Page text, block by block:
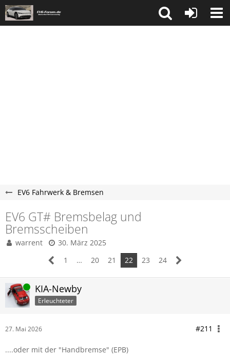
EV6 Fahrwerk & Bremsen
EV6 GT# Bremsbelag und
Bremsscheiben
warrent
30. März 2025
1
… 20 21 22 23 24
Online KIA-Newby
Erleuchteter
27. Mai 2026 #211
....oder mit der "Handbremse" (EPB)